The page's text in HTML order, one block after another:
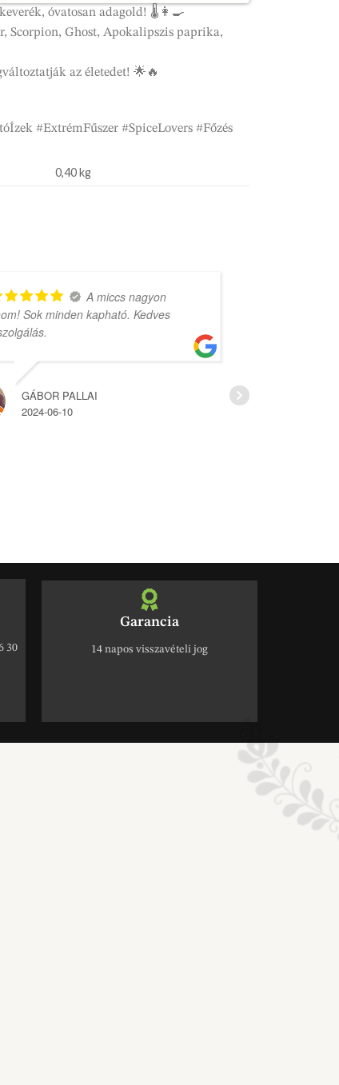
óvatosan adagold! 🌡️👩‍🍳
Scorpion, Ghost, Apokalipszis paprika,
az életedet! 🌟🔥
#ExtrémFűszer #SpiceLovers #Főzés
0,40 kg
A miccs nagyon
Sok minden kapható. Kedves
GÁBOR PALLAI
2024-06-10
30
Garancia
14 napos visszavételi jog